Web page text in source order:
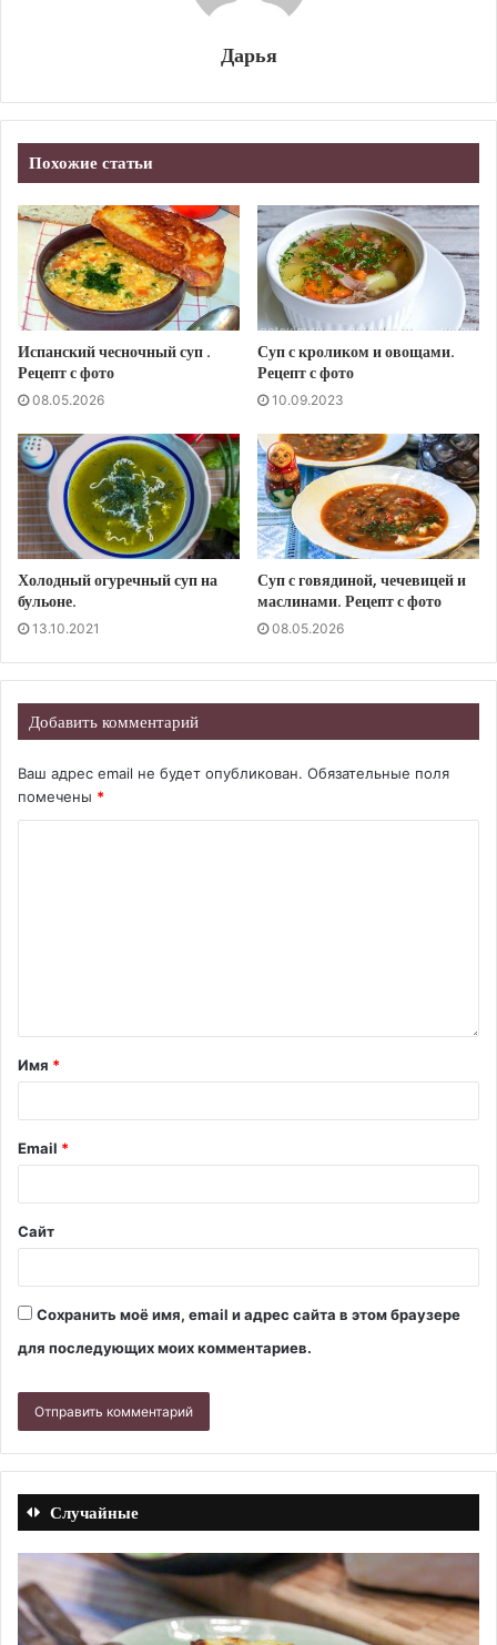
Дарья
Похожие статьи
Испанский чесночный суп .
Рецепт с фото
08.05.2026
Суп с кроликом и овощами.
Рецепт с фото
10.09.2023
Холодный огуречный суп на
бульоне.
13.10.2021
Суп с говядиной, чечевицей и
маслинами. Рецепт с фото
08.05.2026
Добавить комментарий
Ваш адрес email не будет опубликован. Обязательные поля
помечены *
Имя *
Email *
Сайт
Сохранить моё имя, email и адрес сайта в этом браузере
для последующих моих комментариев.
Случайные
Лазанья
из
блинов